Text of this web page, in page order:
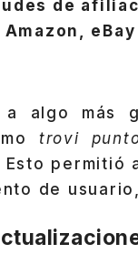
de
Amazon,
algo más
trovi
Esto permitió
de